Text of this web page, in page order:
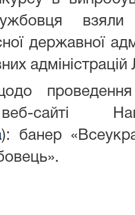
взяли
державної
адміністрацій
сайті
): банер